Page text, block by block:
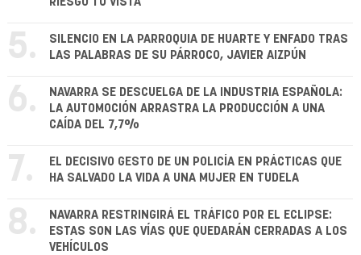
5.
SILENCIO EN LA PARROQUIA DE HUARTE Y ENFADO TRAS
LAS PALABRAS DE SU PÁRROCO, JAVIER AIZPÚN
6.
NAVARRA SE DESCUELGA DE LA INDUSTRIA ESPAÑOLA:
LA AUTOMOCIÓN ARRASTRA LA PRODUCCIÓN A UNA
CAÍDA DEL 7,7%
7.
EL DECISIVO GESTO DE UN POLICÍA EN PRÁCTICAS QUE
HA SALVADO LA VIDA A UNA MUJER EN TUDELA
8.
NAVARRA RESTRINGIRÁ EL TRÁFICO POR EL ECLIPSE:
ESTAS SON LAS VÍAS QUE QUEDARÁN CERRADAS A LOS
VEHÍCULOS